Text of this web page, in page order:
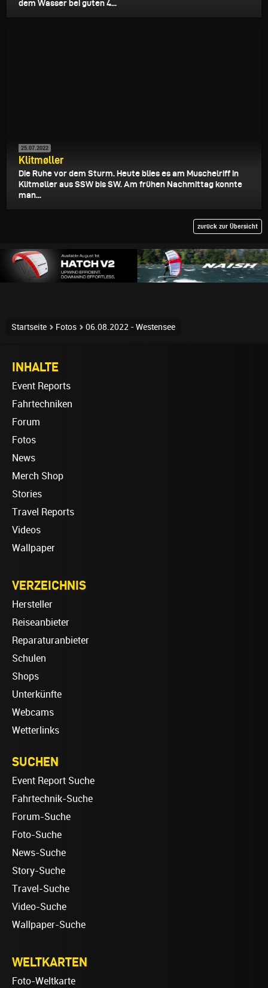
dem Wasser bei guten 4...
25.07.2022
Klitmøller
Die Ruhe vor dem Sturm. Heute blies es am Muschelriff in
Klitmøller aus SSW bis SW. Am frühen Nachmittag konnte
man...
zurück zur Übersicht
Startseite Fotos 06.08.2022 - Westensee
INHALTE
Event Reports
Fahrtechniken
Forum
Fotos
News
Merch Shop
Stories
Travel Reports
Videos
Wallpaper
VERZEICHNIS
Hersteller
Reiseanbieter
Reparaturanbieter
Schulen
Shops
Unterkünfte
Webcams
Wetterlinks
SUCHEN
Event Report Suche
Fahrtechnik-Suche
Forum-Suche
Foto-Suche
News-Suche
Story-Suche
Travel-Suche
Video-Suche
Wallpaper-Suche
WELTKARTEN
Foto-Weltkarte